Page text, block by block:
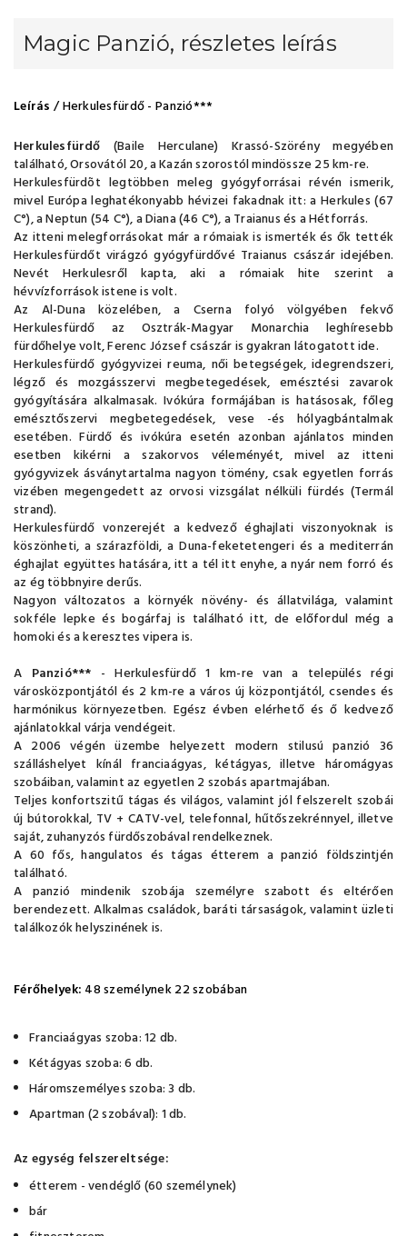
Magic Panzió, részletes leírás
Leírás / Herkulesfürdő - Panzió***
Herkulesfürdő (Baile Herculane) Krassó-Szörény megyében
található, Orsovától 20, a Kazán szorostól mindössze 25 km-re.
Herkulesfürdõt legtöbben meleg gyógyforrásai révén ismerik,
mivel Európa leghatékonyabb hévizei fakadnak itt: a Herkules (67
C°), a Neptun (54 C°), a Diana (46 C°), a Traianus és a Hétforrás.
Az itteni melegforrásokat már a rómaiak is ismerték és ők tették
Herkulesfürdőt virágzó gyógyfürdővé Traianus császár idejében.
Nevét Herkulesről kapta, aki a rómaiak hite szerint a
hévvízforrások istene is volt.
Az Al-Duna közelében, a Cserna folyó völgyében fekvő
Herkulesfürdő az Osztrák-Magyar Monarchia leghíresebb
fürdőhelye volt, Ferenc József császár is gyakran látogatott ide.
Herkulesfürdő gyógyvizei reuma, női betegségek, idegrendszeri,
légző és mozgásszervi megbetegedések, emésztési zavarok
gyógyítására alkalmasak. Ivókúra formájában is hatásosak, főleg
emésztőszervi megbetegedések, vese -és hólyagbántalmak
esetében. Fürdő és ivókúra esetén azonban ajánlatos minden
esetben kikérni a szakorvos véleményét, mivel az itteni
gyógyvizek ásványtartalma nagyon tömény, csak egyetlen forrás
vizében megengedett az orvosi vizsgálat nélküli fürdés (Termál
strand).
Herkulesfürdő vonzerejét a kedvező éghajlati viszonyoknak is
köszönheti, a szárazföldi, a Duna-feketetengeri és a mediterrán
éghajlat együttes hatására, itt a tél itt enyhe, a nyár nem forró és
az ég többnyire derűs.
Nagyon változatos a környék növény- és állatvilága, valamint
sokféle lepke és bogárfaj is található itt, de előfordul még a
homoki és a keresztes vipera is.
A Panzió*** - Herkulesfürdő 1 km-re van a település régi
városközpontjától és 2 km-re a város új központjától, csendes és
harmónikus környezetben. Egész évben elérhető és ő kedvező
ajánlatokkal várja vendégeit.
A 2006 végén üzembe helyezett modern stilusú panzió 36
szálláshelyet kínál franciaágyas, kétágyas, illetve háromágyas
szobáiban, valamint az egyetlen 2 szobás apartmajában.
Teljes konfortszitű tágas és világos, valamint jól felszerelt szobái
új bútorokkal, TV + CATV-vel, telefonnal, hűtőszekrénnyel, illetve
saját, zuhanyzós fürdőszobával rendelkeznek.
A 60 fős, hangulatos és tágas étterem a panzió földszintjén
található.
A panzió mindenik szobája személyre szabott és eltérően
berendezett. Alkalmas családok, baráti társaságok, valamint üzleti
találkozók helyszinének is.
Férőhelyek: 48 személynek 22 szobában
Franciaágyas szoba: 12 db.
Kétágyas szoba: 6 db.
Háromszemélyes szoba: 3 db.
Apartman (2 szobával): 1 db.
Az egység felszereltsége:
étterem - vendéglő (60 személynek)
bár